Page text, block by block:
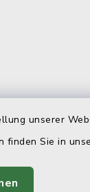
unserer
finden Sie in